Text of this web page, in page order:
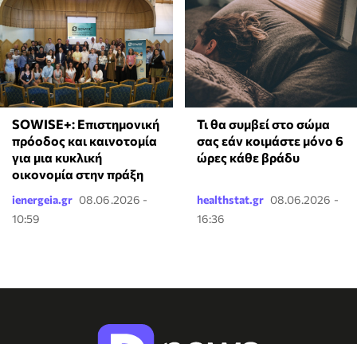
SOWISE+: Επιστημονική
πρόοδος και καινοτομία
για μια κυκλική
οικονομία στην πράξη
ienergeia.gr 08.06.2026 -
10:59
Τι θα συμβεί στο σώμα
σας εάν κοιμάστε μόνο 6
ώρες κάθε βράδυ
healthstat.gr 08.06.2026 -
16:36